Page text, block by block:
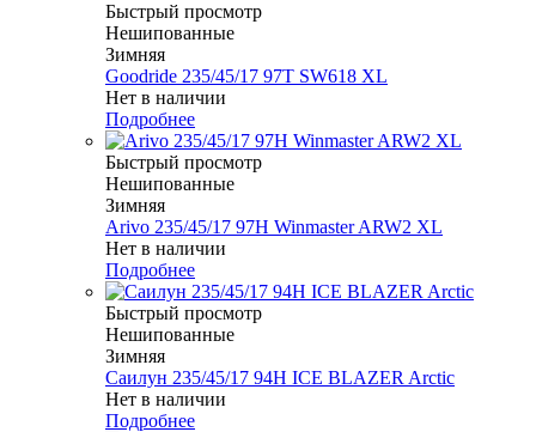
Быстрый просмотр
Нешипованные
Зимняя
Goodride 235/45/17 97T SW618 XL
Нет в наличии
Подробнее
Быстрый просмотр
Нешипованные
Зимняя
Arivo 235/45/17 97H Winmaster ARW2 XL
Нет в наличии
Подробнее
Быстрый просмотр
Нешипованные
Зимняя
Саилун 235/45/17 94H ICE BLAZER Arctic
Нет в наличии
Подробнее